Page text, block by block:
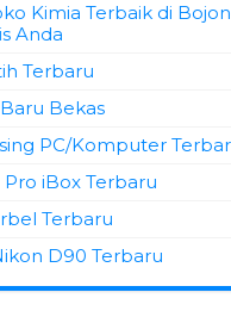
Kimia Terbaik di
Anda
Terbaru
Bekas
PC/Komputer
iBox Terbaru
Terbaru
D90 Terbaru